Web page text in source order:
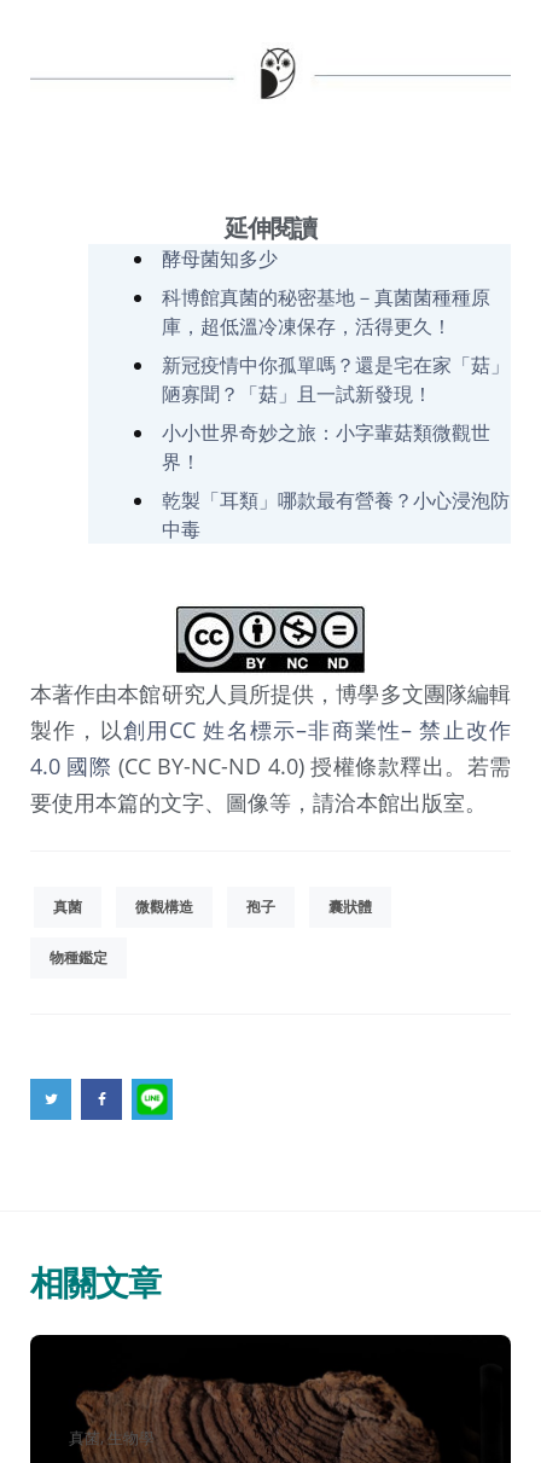
延伸閱讀
酵母菌知多少
科博館真菌的秘密基地－真菌菌種種原
庫，超低溫冷凍保存，活得更久！
新冠疫情中你孤單嗎？還是宅在家「菇」
陋寡聞？「菇」且一試新發現！
小小世界奇妙之旅：小字輩菇類微觀世
界！
乾製「耳類」哪款最有營養？小心浸泡防
中毒
本著作由本館研究人員所提供，博學多文團隊編輯
製作，以創用CC 姓名標示–非商業性– 禁止改作
4.0 國際 (CC BY-NC-ND 4.0) 授權條款釋出。若需
要使用本篇的文字、圖像等，請洽本館出版室。
真菌 微觀構造 孢子 囊狀體
物種鑑定
相關文章
分
類：
真菌 生物學